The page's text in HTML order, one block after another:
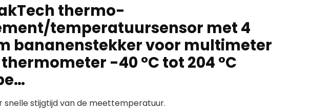
thermo-
temperatuursensor met 4
bananenstekker voor multimeter
-40 °C tot 204 °C
snelle stijgtijd van de meettemperatuur.